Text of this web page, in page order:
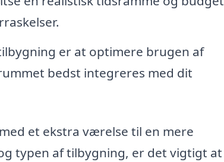
er at optimere brugen af
bedst integreres med dit
et ekstra værelse til en mere
typen af tilbygning, er det vigtigt at